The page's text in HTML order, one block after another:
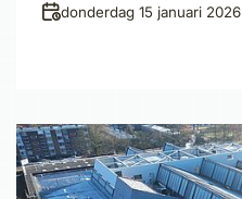
Datum
donderdag 15 januari 2026